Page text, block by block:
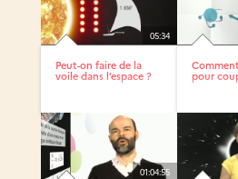
05:34
Peut-on faire de la
voile dans l’espace ?
pour
01:04:55